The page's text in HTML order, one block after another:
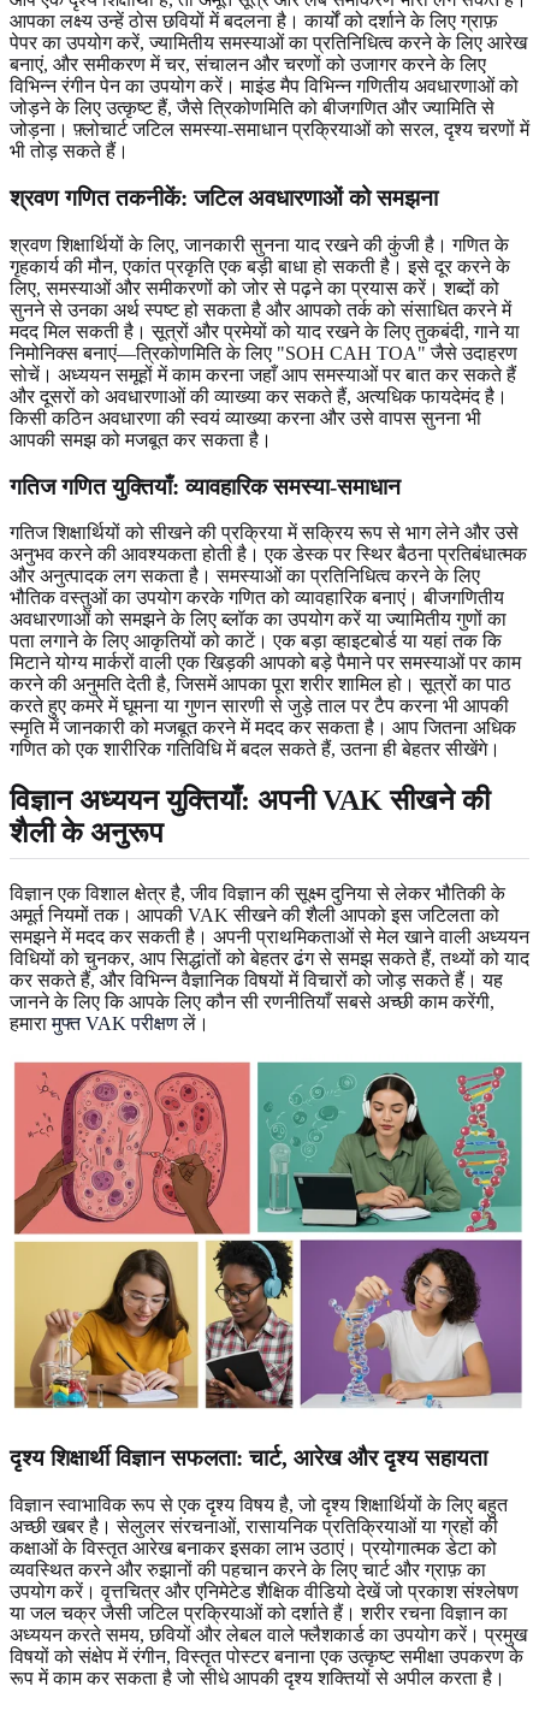
आपका लक्ष्य उन्हें ठोस छवियों में बदलना है। कार्यों को दर्शाने के लिए ग्राफ़
पेपर का उपयोग करें, ज्यामितीय समस्याओं का प्रतिनिधित्व करने के लिए आरेख
बनाएं, और समीकरण में चर, संचालन और चरणों को उजागर करने के लिए
विभिन्न रंगीन पेन का उपयोग करें। माइंड मैप विभिन्न गणितीय अवधारणाओं को
जोड़ने के लिए उत्कृष्ट हैं, जैसे त्रिकोणमिति को बीजगणित और ज्यामिति से
जोड़ना। फ़्लोचार्ट जटिल समस्या-समाधान प्रक्रियाओं को सरल, दृश्य चरणों में
भी तोड़ सकते हैं।
श्रवण गणित तकनीकें: जटिल अवधारणाओं को समझना
श्रवण शिक्षार्थियों के लिए, जानकारी सुनना याद रखने की कुंजी है। गणित के
गृहकार्य की मौन, एकांत प्रकृति एक बड़ी बाधा हो सकती है। इसे दूर करने के
लिए, समस्याओं और समीकरणों को जोर से पढ़ने का प्रयास करें। शब्दों को
सुनने से उनका अर्थ स्पष्ट हो सकता है और आपको तर्क को संसाधित करने में
मदद मिल सकती है। सूत्रों और प्रमेयों को याद रखने के लिए तुकबंदी, गाने या
निमोनिक्स बनाएं—त्रिकोणमिति के लिए "SOH CAH TOA" जैसे उदाहरण
सोचें। अध्ययन समूहों में काम करना जहाँ आप समस्याओं पर बात कर सकते हैं
और दूसरों को अवधारणाओं की व्याख्या कर सकते हैं, अत्यधिक फायदेमंद है।
किसी कठिन अवधारणा की स्वयं व्याख्या करना और उसे वापस सुनना भी
आपकी समझ को मजबूत कर सकता है।
गतिज गणित युक्तियाँ: व्यावहारिक समस्या-समाधान
गतिज शिक्षार्थियों को सीखने की प्रक्रिया में सक्रिय रूप से भाग लेने और उसे
अनुभव करने की आवश्यकता होती है। एक डेस्क पर स्थिर बैठना प्रतिबंधात्मक
और अनुत्पादक लग सकता है। समस्याओं का प्रतिनिधित्व करने के लिए
भौतिक वस्तुओं का उपयोग करके गणित को व्यावहारिक बनाएं। बीजगणितीय
अवधारणाओं को समझने के लिए ब्लॉक का उपयोग करें या ज्यामितीय गुणों का
पता लगाने के लिए आकृतियों को काटें। एक बड़ा व्हाइटबोर्ड या यहां तक कि
मिटाने योग्य मार्करों वाली एक खिड़की आपको बड़े पैमाने पर समस्याओं पर काम
करने की अनुमति देती है, जिसमें आपका पूरा शरीर शामिल हो। सूत्रों का पाठ
करते हुए कमरे में घूमना या गुणन सारणी से जुड़े ताल पर टैप करना भी आपकी
स्मृति में जानकारी को मजबूत करने में मदद कर सकता है। आप जितना अधिक
गणित को एक शारीरिक गतिविधि में बदल सकते हैं, उतना ही बेहतर सीखेंगे।
विज्ञान अध्ययन युक्तियाँ: अपनी VAK सीखने की
शैली के अनुरूप
विज्ञान एक विशाल क्षेत्र है, जीव विज्ञान की सूक्ष्म दुनिया से लेकर भौतिकी के
अमूर्त नियमों तक। आपकी VAK सीखने की शैली आपको इस जटिलता को
समझने में मदद कर सकती है। अपनी प्राथमिकताओं से मेल खाने वाली अध्ययन
विधियों को चुनकर, आप सिद्धांतों को बेहतर ढंग से समझ सकते हैं, तथ्यों को याद
कर सकते हैं, और विभिन्न वैज्ञानिक विषयों में विचारों को जोड़ सकते हैं। यह
जानने के लिए कि आपके लिए कौन सी रणनीतियाँ सबसे अच्छी काम करेंगी,
हमारामुफ्त VAK परीक्षणलें।
दृश्य शिक्षार्थी विज्ञान सफलता: चार्ट, आरेख और दृश्य सहायता
विज्ञान स्वाभाविक रूप से एक दृश्य विषय है, जो दृश्य शिक्षार्थियों के लिए बहुत
अच्छी खबर है। सेलुलर संरचनाओं, रासायनिक प्रतिक्रियाओं या ग्रहों की
कक्षाओं के विस्तृत आरेख बनाकर इसका लाभ उठाएं। प्रयोगात्मक डेटा को
व्यवस्थित करने और रुझानों की पहचान करने के लिए चार्ट और ग्राफ़ का
उपयोग करें। वृत्तचित्र और एनिमेटेड शैक्षिक वीडियो देखें जो प्रकाश संश्लेषण
या जल चक्र जैसी जटिल प्रक्रियाओं को दर्शाते हैं। शरीर रचना विज्ञान का
अध्ययन करते समय, छवियों और लेबल वाले फ्लैशकार्ड का उपयोग करें। प्रमुख
विषयों को संक्षेप में रंगीन, विस्तृत पोस्टर बनाना एक उत्कृष्ट समीक्षा उपकरण के
रूप में काम कर सकता है जो सीधे आपकी दृश्य शक्तियों से अपील करता है।